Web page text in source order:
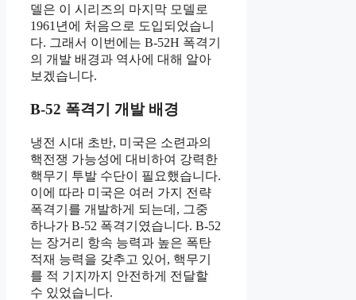
델은 이 시리즈의 마지막 모델로
1961년에 처음으로 도입되었습니
다. 그래서 이번에는 B-52H 폭격기
의 개발 배경과 역사에 대해 알아
보겠습니다.
B-52 폭격기 개발 배경
냉전 시대 초반, 미국은 소련과의
핵전쟁 가능성에 대비하여 강력한
핵무기 투발 수단이 필요했습니다.
이에 따라 미국은 여러 가지 전략
폭격기를 개발하게 되는데, 그중
하나가 B-52 폭격기였습니다. B-52
는 장거리 항속 능력과 높은 폭탄
적재 능력을 갖추고 있어, 핵무기
를 적 기지까지 안전하게 전달할
수 있었습니다.